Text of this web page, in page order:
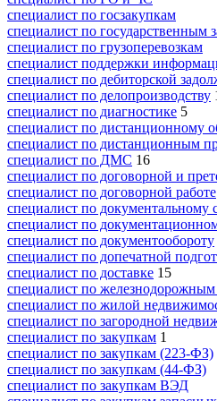
специалист по госзакупкам
специалист по государственным
специалист по грузоперевозкам
специалист поддержки
специалист по дебиторской
специалист по делопроизводству
специалист по диагностике 5
специалист по дистанционному
специалист по дистанционным
специалист по ДМС 16
специалист по договорной и
специалист по договорной работе
специалист по
специалист по
специалист по документообороту
специалист по допечатной
специалист по доставке 15
специалист по железнодорожным
специалист по жилой
специалист по загородной
специалист по закупкам 1
специалист по закупкам (223-ФЗ)
специалист по закупкам (44-ФЗ)
специалист по закупкам ВЭД